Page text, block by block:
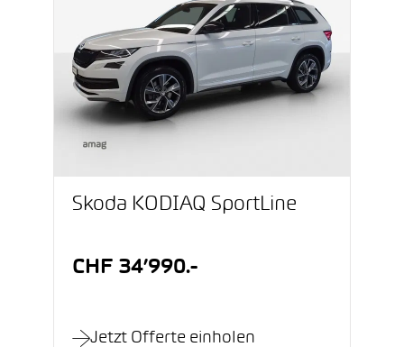
Škoda KODIAQ SportLine
CHF 34’990.-
Jetzt Offerte einholen